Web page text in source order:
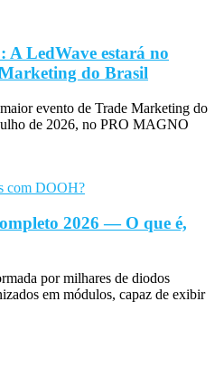
A LedWave estará no
do Brasil
evento de Trade Marketing do
de 2026, no PRO MAGNO
2026 — O que é,
por milhares de diodos
em módulos, capaz de exibir